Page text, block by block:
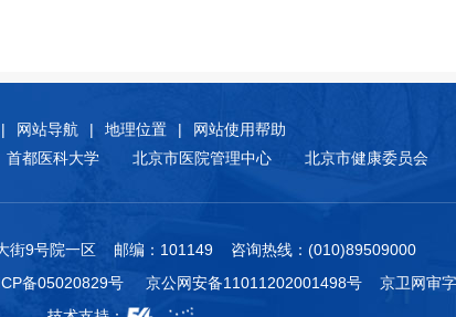
| 网站导航 | 地理位置 |
网站使用帮助
首都医科大学 北京市医院管理中心 北京市健康委员会
街9号院一区 邮编：101149 咨询热线：(010)89509000
备05020829号京公网安备11011202001498号 京卫网审字